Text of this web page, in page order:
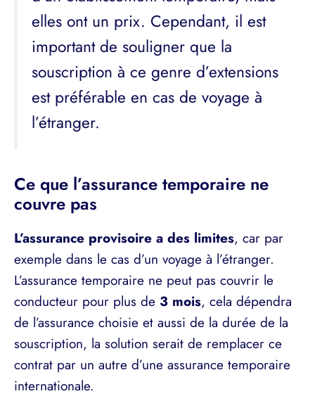
elles ont un prix. Cependant, il est
important de souligner que la
souscription à ce genre d’extensions
est préférable en cas de voyage à
l’étranger.
Ce que l’assurance temporaire ne
couvre pas
L’assurance provisoire a des limites, car par
exemple dans le cas d’un voyage à l’étranger.
L’assurance temporaire ne peut pas couvrir le
conducteur pour plus de 3 mois, cela dépendra
de l’assurance choisie et aussi de la durée de la
souscription, la solution serait de remplacer ce
contrat par un autre d’une assurance temporaire
internationale.